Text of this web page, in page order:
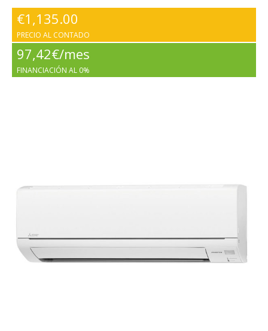
€1,135.00
PRECIO AL CONTADO
97,42€/mes
FINANCIACIÓN AL 0%